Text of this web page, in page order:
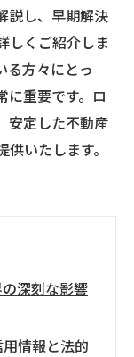
説し、早期解決
しくご紹介しま
る方々にとっ
に重要です。ロ
安定した不動産
いたします。
深刻な影響
情報と法的